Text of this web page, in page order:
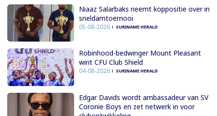
Niaaz Salarbaks neemt koppositie over in
sneldamtoernooi
05-08-2026 SURINAME HERALD
Robinhood-bedwinger Mount Pleasant
wint CFU Club Shield
04-08-2026 SURINAME HERALD
Edgar Davids wordt ambassadeur van SV
Coronie Boys en zet netwerk in voor